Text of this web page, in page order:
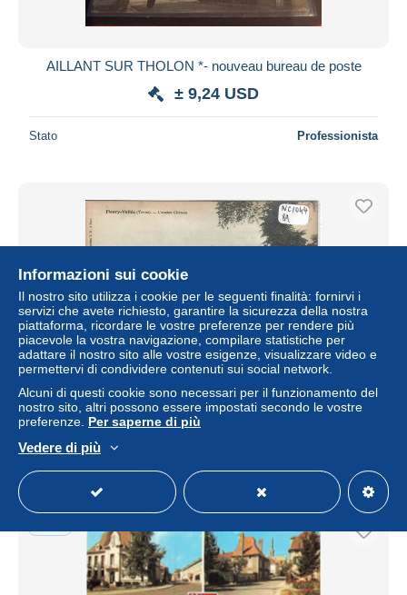
AILLANT SUR THOLON *- nouveau bureau de poste
± 9,24 USD
Stato Professionista
FLEURY-VALLEE- L ANCIEN CHATEAU
± 4,62 USD
Informazioni sui cookie
Il nostro sito utilizza i cookie per le seguenti finalità: fornirvi i
servizi che avete richiesto, garantire la sicurezza della nostra
piattaforma, ricordare le vostre preferenze per rendere più
piacevole la vostra navigazione, compilare statistiche per
adattare il nostro sito alle vostre esigenze, visualizzare video e
permettervi di condividere contenuti sui social network.
Alcuni di questi cookie sono necessari per il funzionamento del
nostro sito, altri possono essere impostati secondo le vostre
preferenze. Per saperne di più
Vedere di più